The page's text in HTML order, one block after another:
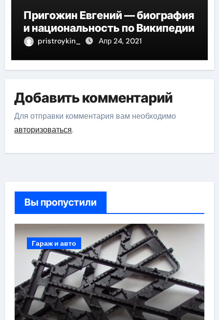
Пригожин Евгений — биография
и национальность по Википедии
pristroykin_ Апр 24, 2021
Добавить комментарий
Для отправки комментария вам необходимо
авторизоваться.
Вы пропустили
Гараж и авто